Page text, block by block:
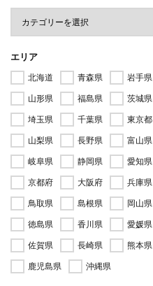
エリア
北海道 青森県 岩手県
山形県
福島県 茨城県
埼玉県
千葉県 東京都
山梨県
長野県 富山県
岐阜県
静岡県 愛知県
京都府
大阪府 兵庫県
鳥取県
島根県 岡山県
徳島県
香川県 愛媛県
佐賀県
長崎県 熊本県
鹿児島県
沖縄県